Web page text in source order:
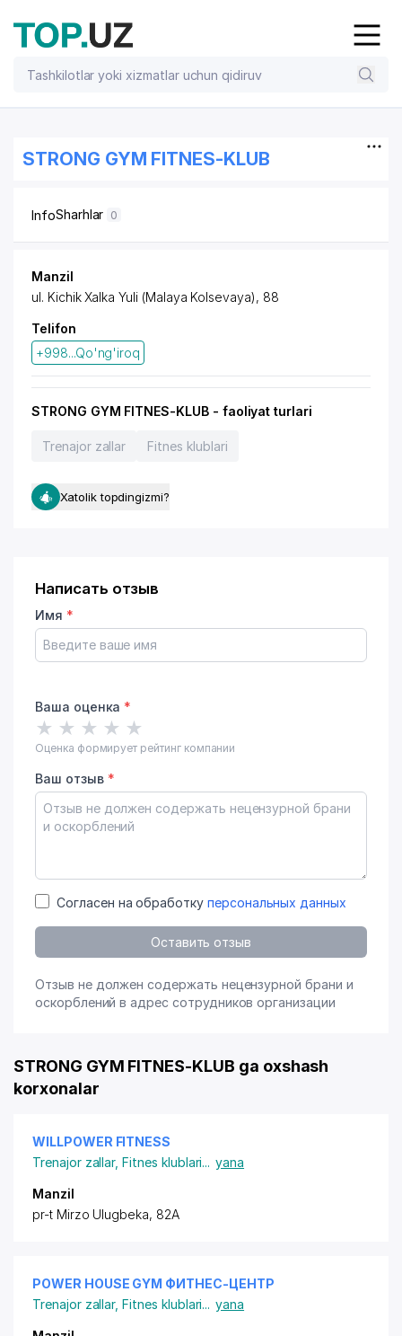
STRONG GYM FITNES-KLUB
InfoSharhlar 0
Manzil
ul. Kichik Xalka Yuli (Malaya Kolsevaya), 88
Telifon
+998...Qo'ng'iroq
STRONG GYM FITNES-KLUB - faoliyat turlari
Trenajor zallar Fitnes klublari
Xatolik topdingizmi?
Написать отзыв
Имя *
Ваша оценка *
★ ★ ★ ★ ★
Оценка формирует рейтинг компании
Ваш отзыв *
Согласен на обработку персональных данных
Оставить отзыв
Отзыв не должен содержать нецензурной брани и
оскорблений в адрес сотрудников организации
STRONG GYM FITNES-KLUB ga oxshash
korxonalar
WILLPOWER FITNESS
Trenajor zallar,Fitnes klublari... yana
Manzil
pr-t Mirzo Ulugbeka, 82A
POWER HOUSE GYM ФИТНЕС-ЦЕНТР
Trenajor zallar,Fitnes klublari... yana